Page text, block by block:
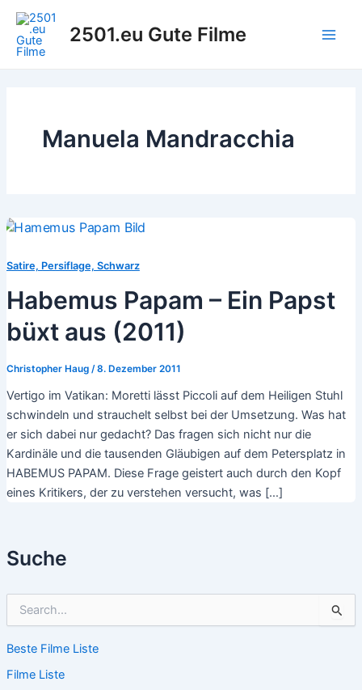
Zum
Inhalt
springen
2501.eu Gute Filme
Suche
h
n
Beste Filme Liste
Filme Liste
Manuela Mandracchia
Satire, Persiflage, Schwarz
Habemus Papam – Ein Papst
büxt aus (2011)
Christopher Haug /8. Dezember 2011
Vertigo im Vatikan: Moretti lässt Piccoli auf dem Heiligen Stuhl
schwindeln und strauchelt selbst bei der Umsetzung. Was hat
er sich dabei nur gedacht? Das fragen sich nicht nur die
Kardinäle und die tausenden Gläubigen auf dem Petersplatz in
HABEMUS PAPAM. Diese Frage geistert auch durch den Kopf
eines Kritikers, der zu verstehen versucht, was […]